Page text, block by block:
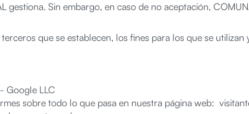
gestiona. Sin embargo, en caso de no aceptación,
que se establecen, los fines para los que se
Google LLC
sobre todo lo que pasa en nuestra página web: